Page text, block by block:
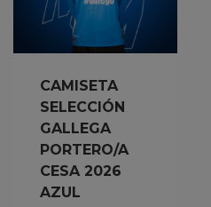
CAMISETA
SELECCIÓN
GALLEGA
PORTERO/A
CESA 2026
AZUL